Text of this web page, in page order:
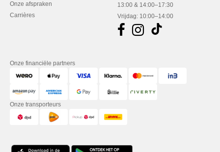
Onze afspraken
Carrières
13:00 & 14:00–17:30
Vrijdag: 10:00–14:00
Onze financiële partners
Onze transporteurs